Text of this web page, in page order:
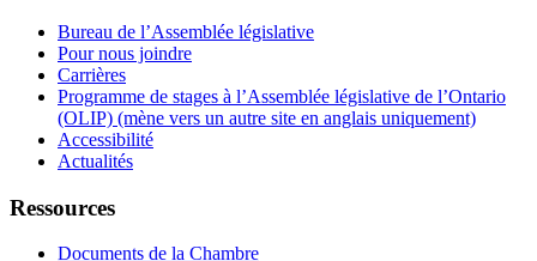
Bureau de l’Assemblée législative
Pour nous joindre
Carrières
Programme de stages à l’Assemblée législative de l’Ontario
(OLIP) (mène vers un autre site en anglais uniquement)
Accessibilité
Actualités
Ressources
Documents de la Chambre